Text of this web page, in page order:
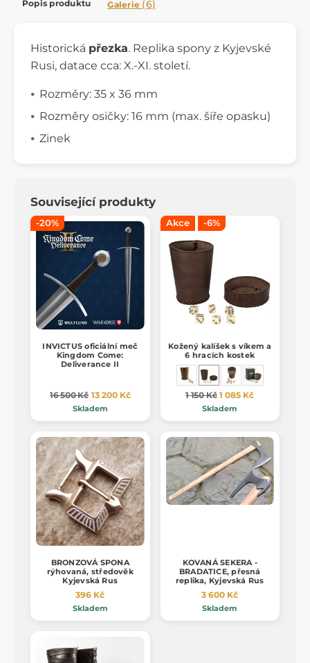
Popis produktu Galerie (6)
Historická přezka. Replika spony z Kyjevské
Rusi, datace cca: X.-XI. století.
Rozměry: 35 x 36 mm
Rozměry osičky: 16 mm (max. šíře opasku)
Zinek
Související produkty
-20%
INVICTUS oficiální meč
Kingdom Come:
Deliverance II
16 500 Kč 13 200 Kč
Skladem
Akce -6%
Kožený kalíšek s víkem a
6 hracích kostek
1 150 Kč 1 085 Kč
Skladem
BRONZOVÁ SPONA
rýhovaná, středověk
Kyjevská Rus
396 Kč
Skladem
KOVANÁ SEKERA -
BRADATICE, přesná
replika, Kyjevská Rus
3 600 Kč
Skladem